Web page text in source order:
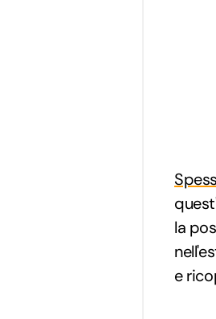
la
e